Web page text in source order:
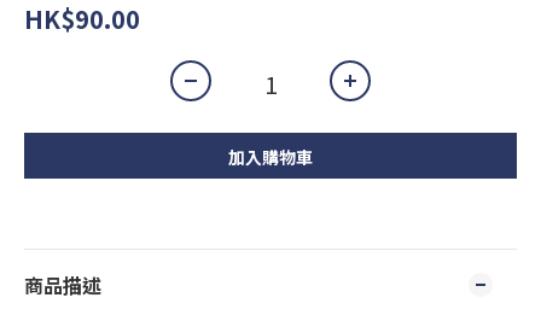
HK$90.00
加入購物車
商品描述